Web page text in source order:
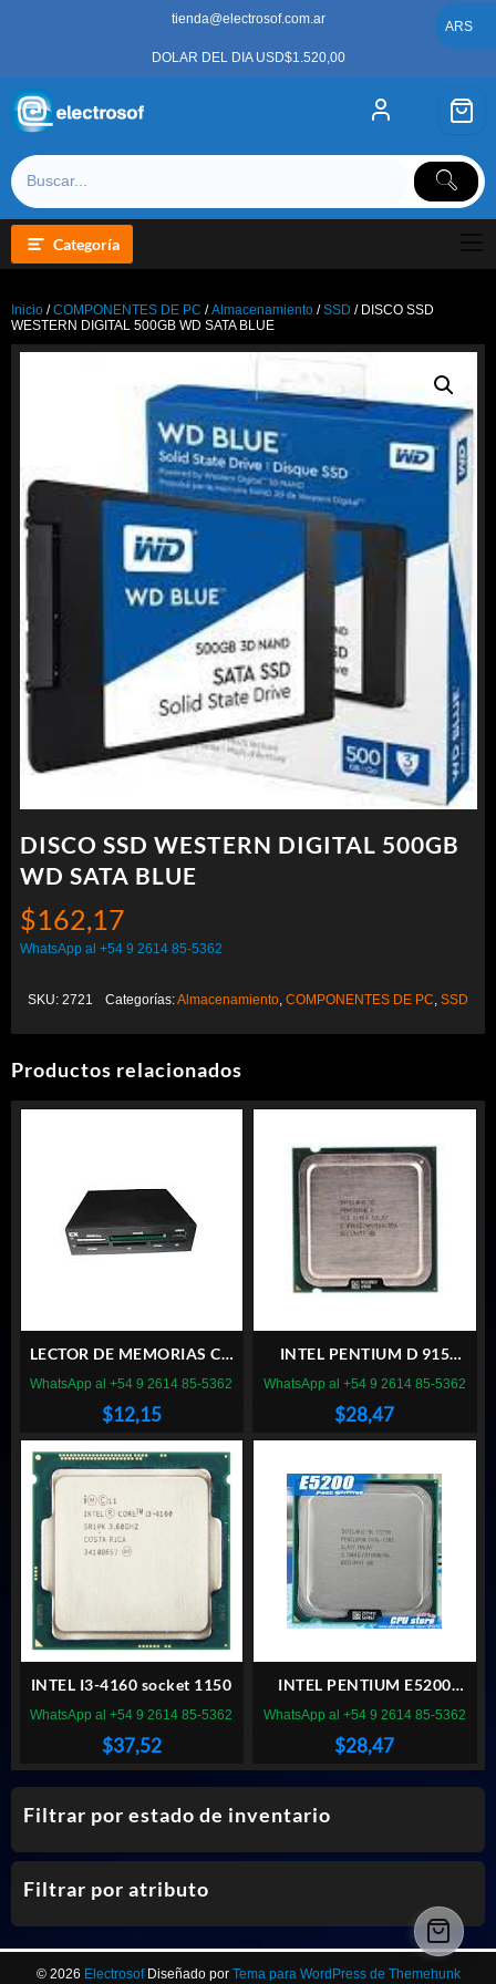
tienda@electrosof.com.ar
DOLAR DEL DIA USD$1.520,00
Categoría
Filtrar por estado de inventario
Filtrar por atributo
Inicio /COMPONENTES DE PC /Almacenamiento /SSD / DISCO SSD
WESTERN DIGITAL 500GB WD SATA BLUE
DISCO SSD WESTERN DIGITAL 500GB
WD SATA BLUE
$162,17
WhatsApp al +54 9 2614 85-5362
SKU: 2721 Categorías:Almacenamiento COMPONENTES DE PC SSD
Productos relacionados
LECTOR DE MEMORIAS CX
INTERNO
$12,15
WhatsApp al +54 9 2614 85-5362
INTEL PENTIUM D 915
SOCKET 775
$28,47
WhatsApp al +54 9 2614 85-5362
INTEL I3-4160 socket 1150
$37,52
WhatsApp al +54 9 2614 85-5362
INTEL PENTIUM E5200
SOCKET 775
$28,47
WhatsApp al +54 9 2614 85-5362
© 2026 Electrosof Diseñado por Tema para WordPress de Themehunk
ARS